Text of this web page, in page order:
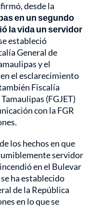
desde la
en un segundo
la vida un servidor
estableció
General de
y el
el esclarecimiento
Fiscalía
(FGJET)
con la FGR
los hechos en que
servidor
en el Bulevar
ha establecido
de la República
en lo que se